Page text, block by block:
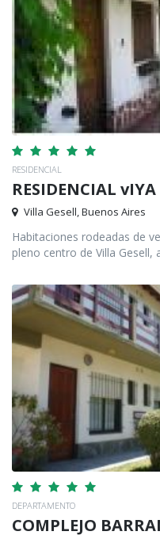
RESIDENCIAL
RESIDENCIAL vIYA
Villa Gesell, Buenos Aires
Habitaciones rodeadas de
pleno centro de Villa Gesell,
DEPARTAMENTO
COMPLEJO